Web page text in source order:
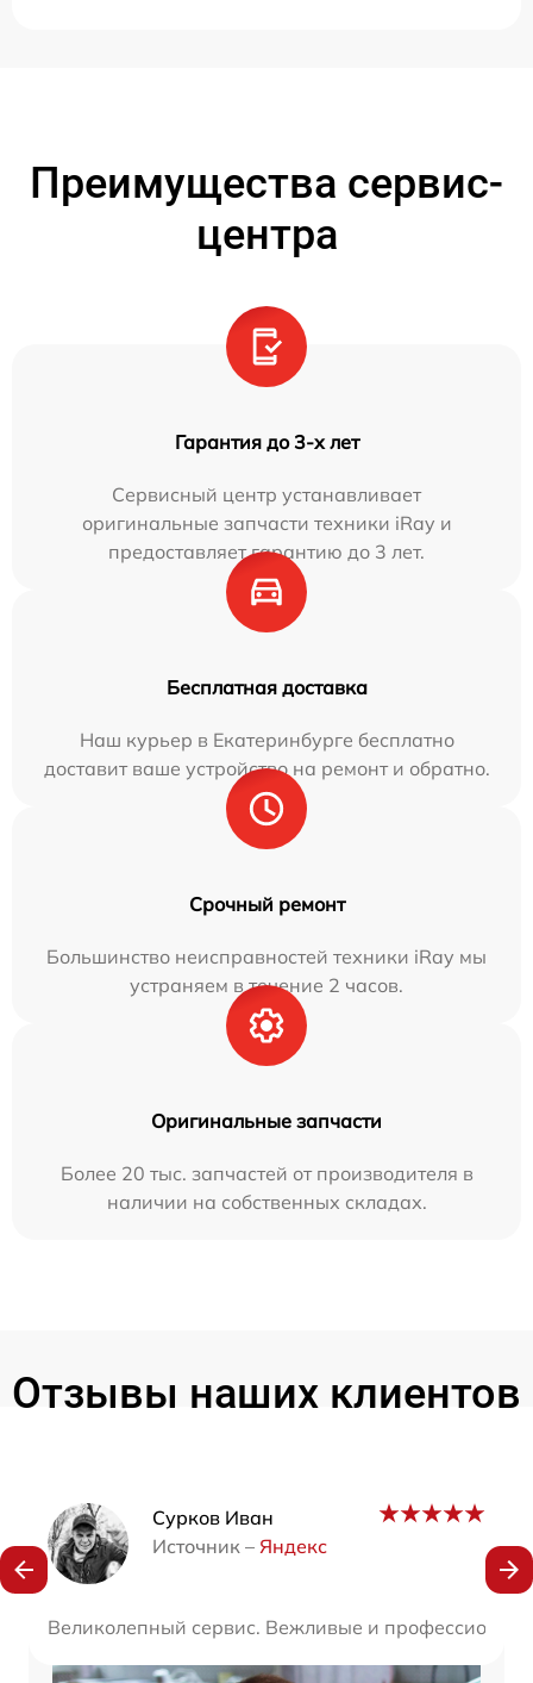
Преимущества сервис-
центра
Гарантия до 3-х лет
Сервисный центр устанавливает
оригинальные запчасти техники iRay и
предоставляет гарантию до 3 лет.
Бесплатная доставка
Наш курьер в Екатеринбурге бесплатно
доставит ваше устройство на ремонт и обратно.
Срочный ремонт
Большинство неисправностей техники iRay мы
устраняем в течение 2 часов.
Оригинальные запчасти
Более 20 тыс. запчастей от производителя в
наличии на собственных складах.
Отзывы наших клиентов
Сурков Иван
Источник – Яндекс
Великолепный сервис. Вежливые и
Наши мастера